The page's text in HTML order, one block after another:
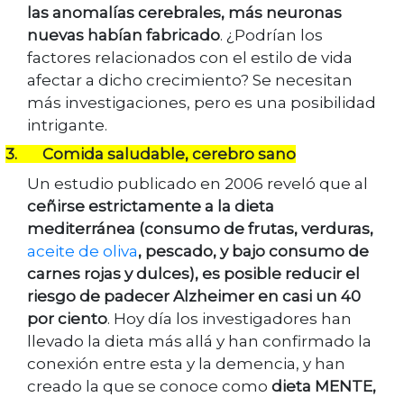
las anomalías cerebrales, más neuronas
nuevas habían fabricado. ¿Podrían los
factores relacionados con el estilo de vida
afectar a dicho crecimiento? Se necesitan
más investigaciones, pero es una posibilidad
intrigante.
3.
Comida saludable, cerebro sano
Un estudio publicado en 2006 reveló que al
ceñirse estrictamente a la dieta
mediterránea (consumo de frutas, verduras,
aceite de oliva, pescado, y bajo consumo de
carnes rojas y dulces), es posible reducir el
riesgo de padecer Alzheimer en casi un 40
por ciento. Hoy día los investigadores han
llevado la dieta más allá y han confirmado la
conexión entre esta y la demencia, y han
creado la que se conoce como dieta MENTE,